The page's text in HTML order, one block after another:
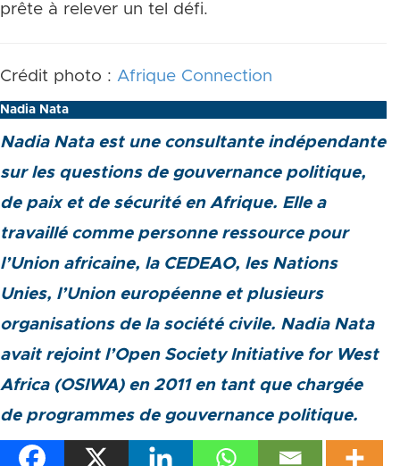
prête à relever un tel défi.
Crédit photo : Afrique Connection
Nadia Nata
Nadia Nata est une consultante indépendante
sur les questions de gouvernance politique,
de paix et de sécurité en Afrique. Elle a
travaillé comme personne ressource pour
l’Union africaine, la CEDEAO, les Nations
Unies, l’Union européenne et plusieurs
organisations de la société civile. Nadia Nata
avait rejoint l’Open Society Initiative for West
Africa (OSIWA) en 2011 en tant que chargée
de programmes de gouvernance politique.